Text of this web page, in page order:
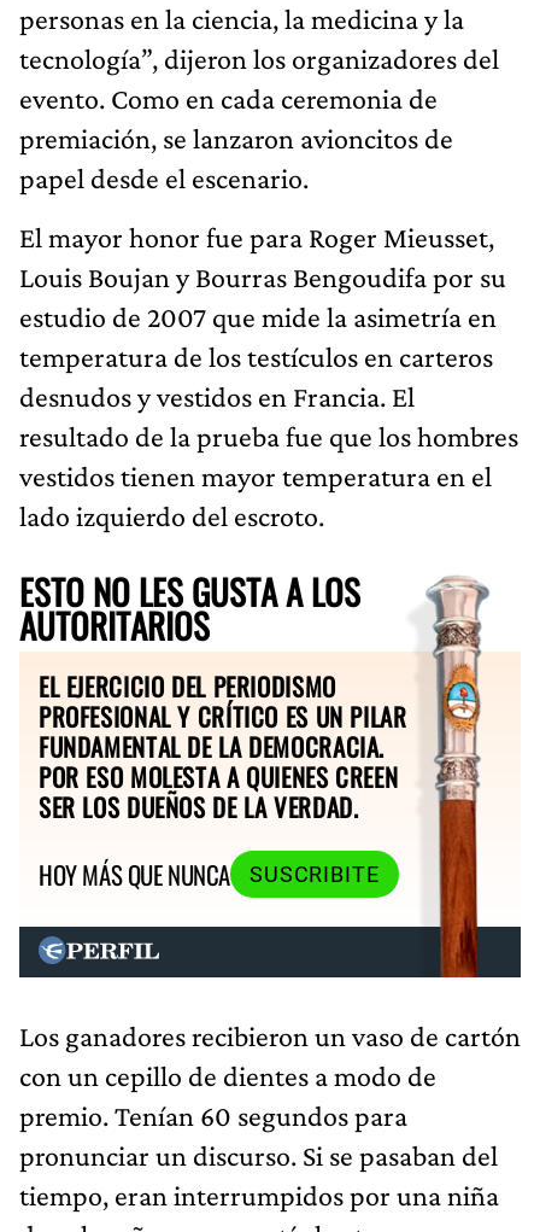
personas en la ciencia, la medicina y la
tecnología”, dijeron los organizadores del
evento. Como en cada ceremonia de
premiación, se lanzaron avioncitos de
papel desde el escenario.
El mayor honor fue para Roger Mieusset,
Louis Boujan y Bourras Bengoudifa por su
estudio de 2007 que mide la asimetría en
temperatura de los testículos en carteros
desnudos y vestidos en Francia. El
resultado de la prueba fue que los hombres
vestidos tienen mayor temperatura en el
lado izquierdo del escroto.
ESTO NO LES GUSTA A LOS
AUTORITARIOS
EL EJERCICIO DEL PERIODISMO
PROFESIONAL Y CRÍTICO ES UN PILAR
FUNDAMENTAL DE LA DEMOCRACIA.
POR ESO MOLESTA A QUIENES CREEN
SER LOS DUEÑOS DE LA VERDAD.
HOY MÁS QUE NUNCA
SUSCRIBITE
Los ganadores recibieron un vaso de cartón
con un cepillo de dientes a modo de
premio. Tenían 60 segundos para
pronunciar un discurso. Si se pasaban del
tiempo, eran interrumpidos por una niña